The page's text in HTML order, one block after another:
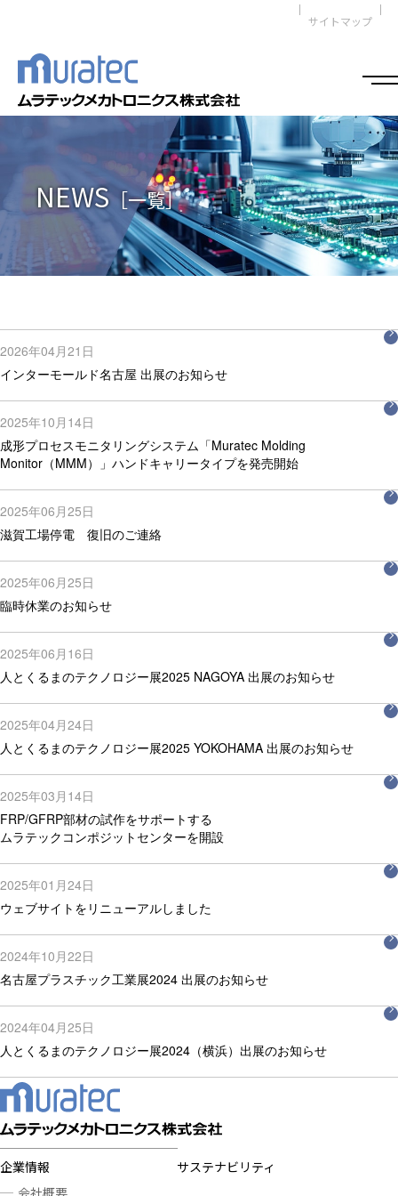
サイトマップ
NEWS［一覧］
2026年04月21日
インターモールド名古屋 出展のお知らせ
2025年10月14日
成形プロセスモニタリングシステム「Muratec Molding
Monitor（MMM）」ハンドキャリータイプを発売開始
2025年06月25日
滋賀工場停電 復旧のご連絡
2025年06月25日
臨時休業のお知らせ
2025年06月16日
人とくるまのテクノロジー展2025 NAGOYA 出展のお知らせ
2025年04月24日
人とくるまのテクノロジー展2025 YOKOHAMA 出展のお知らせ
2025年03月14日
FRP/GFRP部材の試作をサポートする
ムラテックコンポジットセンターを開設
2025年01月24日
ウェブサイトをリニューアルしました
2024年10月22日
名古屋プラスチック工業展2024 出展のお知らせ
2024年04月25日
人とくるまのテクノロジー展2024（横浜）出展のお知らせ
企業情報
会社概要
サステナビリティ